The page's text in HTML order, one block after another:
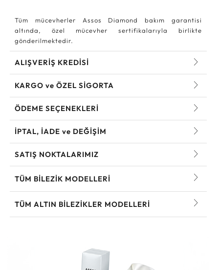
Tüm mücevherler Assos Diamond bakım garantisi
altında, özel mücevher sertifikalarıyla birlikte
gönderilmektedir.
ALIŞVERİŞ KREDİSİ
KARGO ve ÖZEL SİGORTA
ÖDEME SEÇENEKLERİ
İPTAL, İADE ve DEĞİŞİM
SATIŞ NOKTALARIMIZ
TÜM BILEZIK MODELLERI
TÜM ALTIN BILEZIKLER MODELLERI